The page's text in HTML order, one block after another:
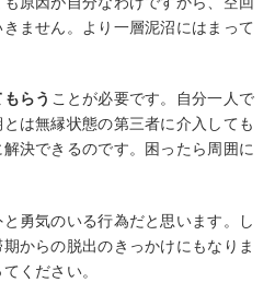
ません。より一層泥沼にはまって
らう ことが必要です。自分一人で
は無縁状態の第三者に介入しても
決できるのです。困ったら周囲に
勇気のいる行為だと思います。し
からの脱出のきっかけにもなりま
ください。